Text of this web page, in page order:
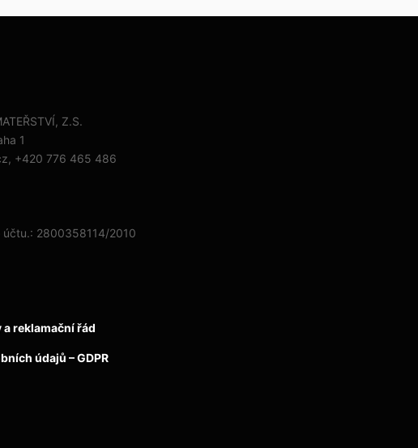
Z.S.
1
+420 776 465 486
účtu.: 2800358114/2010
reklamační řád
údajů – GDPR